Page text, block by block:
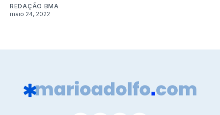
REDAÇÃO BMA
maio 24, 2022